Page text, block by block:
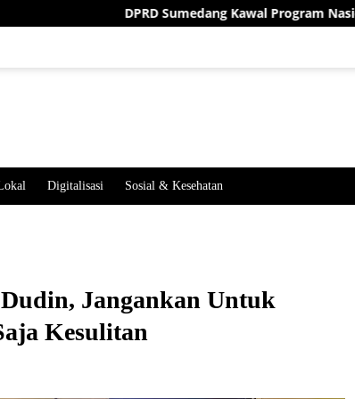
DPRD Sumedang Kawal Program Nasional hingga
Digitalisasi Sosial & Kesehatan
Jangankan Untuk
Kesulitan